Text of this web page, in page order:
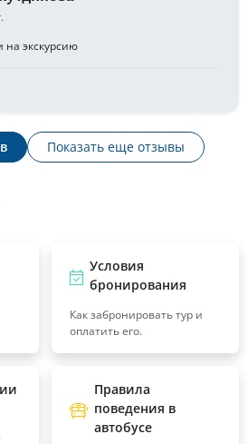
экскурсию
Показать еще отзывы
Условия
бронирования
Как забронировать тур и
оплатить его.
Правила
поведения в
автобусе